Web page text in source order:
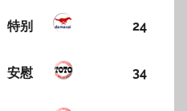
特别 24
安慰 34